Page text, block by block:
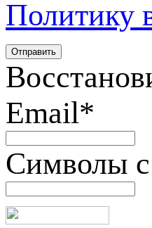
Политику
Email*
Символы с